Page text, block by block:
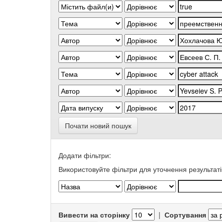
Почати новий пошук
Додати фільтри:
Використовуйте фільтри для уточнення
Вивести на сторінку | Сортування